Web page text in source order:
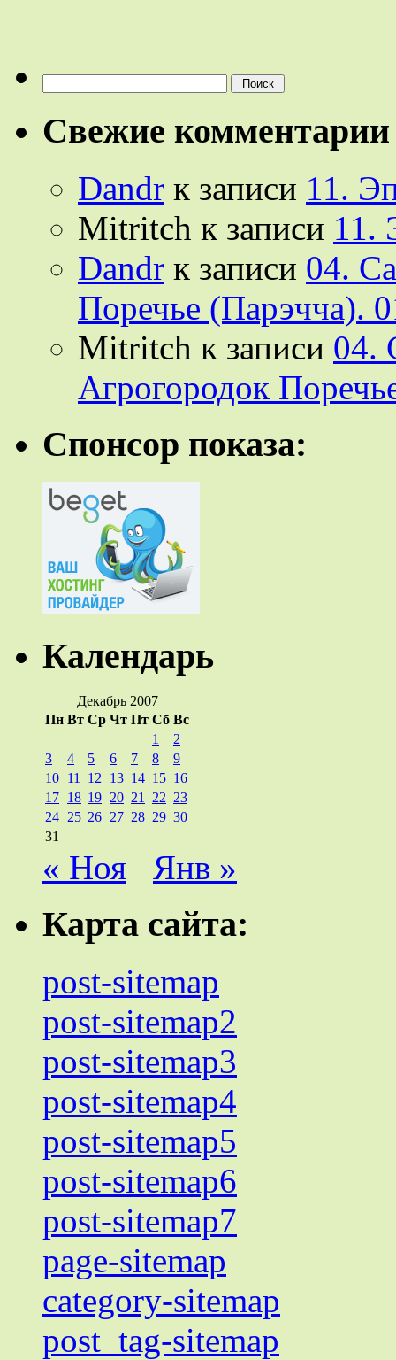
Свежие комментарии
Dandr к записи 11.
Mitritch к записи 11.
Dandr к записи 04.
Поречье (Парэчча).
Mitritch к записи 04.
Агрогородок
Спонсор показа:
Календарь
Декабрь 2007
Пн Вт Ср Чт Пт Сб Вс
1
2
3
4 5 6 7 8
9
10 11 12 13 14 15 16
17 18 19 20 21 22 23
24 25 26 27 28 29 30
31
« Ноя Янв »
Карта сайта:
post-sitemap
post-sitemap2
post-sitemap3
post-sitemap4
post-sitemap5
post-sitemap6
post-sitemap7
page-sitemap
category-sitemap
post_tag-sitemap